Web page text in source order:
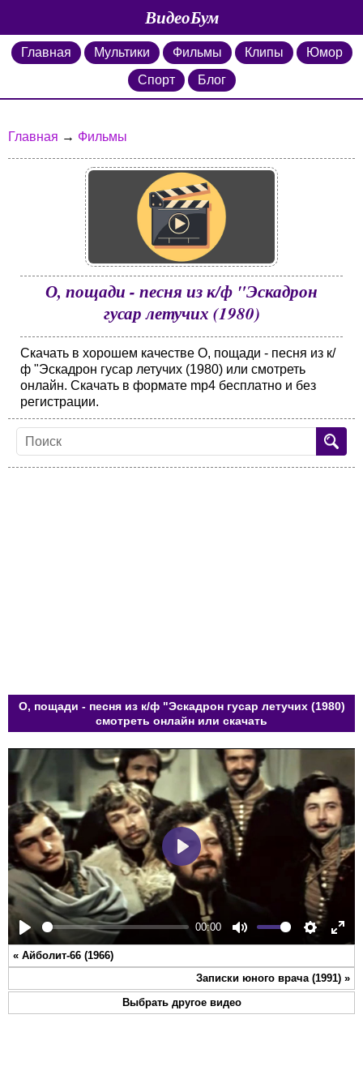
ВидеоБум
Главная Мультики Фильмы Клипы
Юмор
Спорт
Блог
Главная → Фильмы
О, пощади - песня из к/ф "Эскадрон
гусар летучих (1980)
Скачать в хорошем качестве О, пощади - песня из к/
ф "Эскадрон гусар летучих (1980) или смотреть
онлайн. Скачать в формате mp4 бесплатно и без
регистрации.
О, пощади - песня из к/ф "Эскадрон гусар летучих (1980)
смотреть онлайн или скачать
Play
00:00
Mute Settings
Play
« Айболит-66 (1966)
Записки юного врача (1991) »
Выбрать другое видео